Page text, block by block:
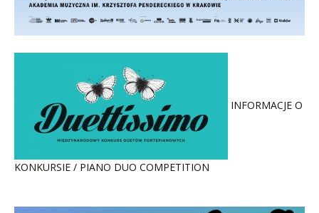
INFORMACJE O
KONKURSIE / PIANO DUO COMPETITION